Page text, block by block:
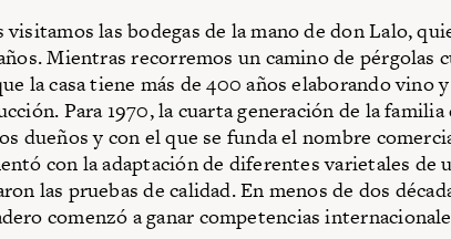
visitamos las bodegas de la mano de don Lalo,
Mientras recorremos un camino de pérgolas
la casa tiene más de 400 años elaborando vino
Para 1970, la cuarta generación de la
dueños y con el que se funda el nombre
con la adaptación de diferentes varietales de
las pruebas de calidad. En menos de dos
comenzó a ganar competencias